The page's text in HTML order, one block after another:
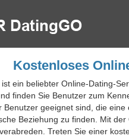
Kostenloses
ein beliebter Online-Dating-
finden Sie Benutzer zum
Benutzer geeignet sind, die
Beziehung zu finden. Mit
Treten Sie einer